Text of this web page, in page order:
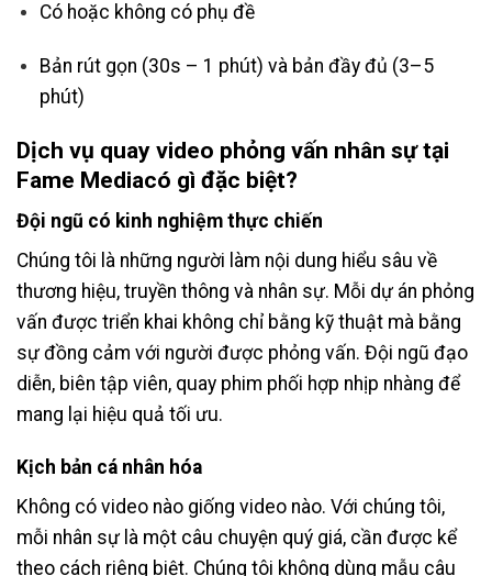
Có hoặc không có phụ đề
Bản rút gọn (30s – 1 phút) và bản đầy đủ (3–5
phút)
Dịch vụ quay video phỏng vấn nhân sự tại
Fame Mediacó gì đặc biệt?
Đội ngũ có kinh nghiệm thực chiến
Chúng tôi là những người làm nội dung hiểu sâu về
thương hiệu, truyền thông và nhân sự. Mỗi dự án phỏng
vấn được triển khai không chỉ bằng kỹ thuật mà bằng
sự đồng cảm với người được phỏng vấn. Đội ngũ đạo
diễn, biên tập viên, quay phim phối hợp nhịp nhàng để
mang lại hiệu quả tối ưu.
Kịch bản cá nhân hóa
Không có video nào giống video nào. Với chúng tôi,
mỗi nhân sự là một câu chuyện quý giá, cần được kể
theo cách riêng biệt. Chúng tôi không dùng mẫu câu